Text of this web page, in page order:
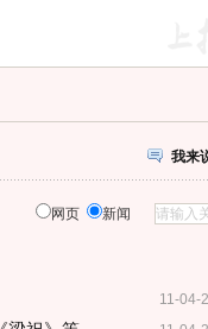
我来
网页 新闻
11-04-